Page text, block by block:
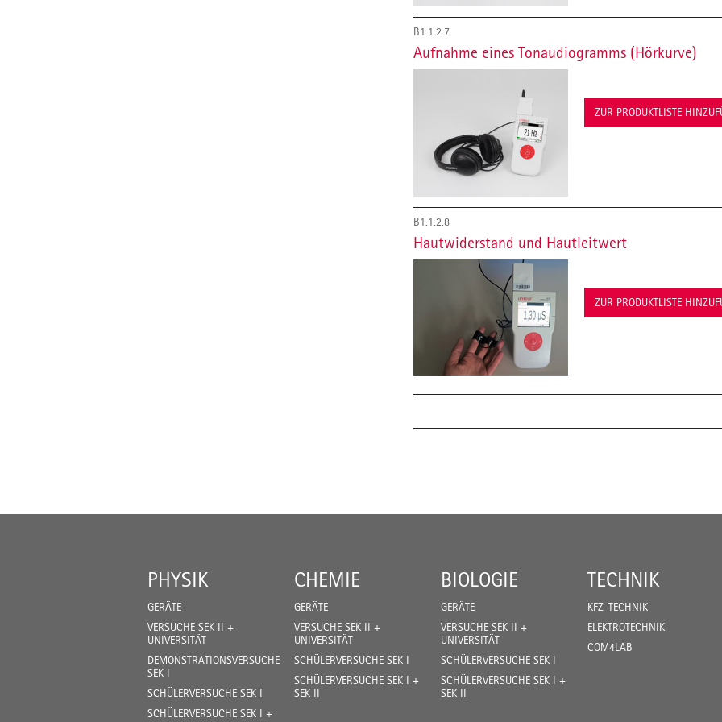
B1.1.2.7
Aufnahme eines Tonaudiogramms (Hörkurve)
ZUR PRODUKTLISTE
B1.1.2.8
Hautwiderstand und Hautleitwert
ZUR PRODUKTLISTE
PHYSIK
GERÄTE
VERSUCHE SEK II +
UNIVERSITÄT
DEMONSTRATIONSVERSUCHE
SEK I
SCHÜLERVERSUCHE SEK I
SCHÜLERVERSUCHE SEK I +
CHEMIE
GERÄTE
VERSUCHE SEK II +
UNIVERSITÄT
SCHÜLERVERSUCHE SEK I
SCHÜLERVERSUCHE SEK I +
SEK II
BIOLOGIE
GERÄTE
VERSUCHE SEK II +
UNIVERSITÄT
SCHÜLERVERSUCHE SEK I
SCHÜLERVERSUCHE SEK I +
SEK II
TECHNIK
KFZ-TECHNIK
ELEKTROTECHNIK
COM4LAB